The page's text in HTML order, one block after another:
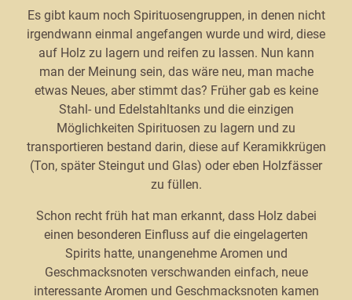
Es gibt kaum noch Spirituosengruppen, in denen nicht
irgendwann einmal angefangen wurde und wird, diese
auf Holz zu lagern und reifen zu lassen. Nun kann
man der Meinung sein, das wäre neu, man mache
etwas Neues, aber stimmt das? Früher gab es keine
Stahl- und Edelstahltanks und die einzigen
Möglichkeiten Spirituosen zu lagern und zu
transportieren bestand darin, diese auf Keramikkrügen
(Ton, später Steingut und Glas) oder eben Holzfässer
zu füllen.
Schon recht früh hat man erkannt, dass Holz dabei
einen besonderen Einfluss auf die eingelagerten
Spirits hatte, unangenehme Aromen und
Geschmacksnoten verschwanden einfach, neue
interessante Aromen und Geschmacksnoten kamen